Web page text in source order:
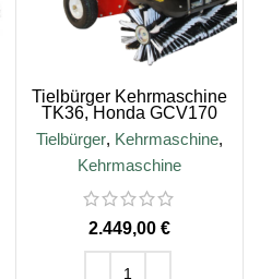
Tielbürger Kehrmaschine
TK36, Honda GCV170
Motor
Tielbürger, Kehrmaschine,
Kehrmaschine
€